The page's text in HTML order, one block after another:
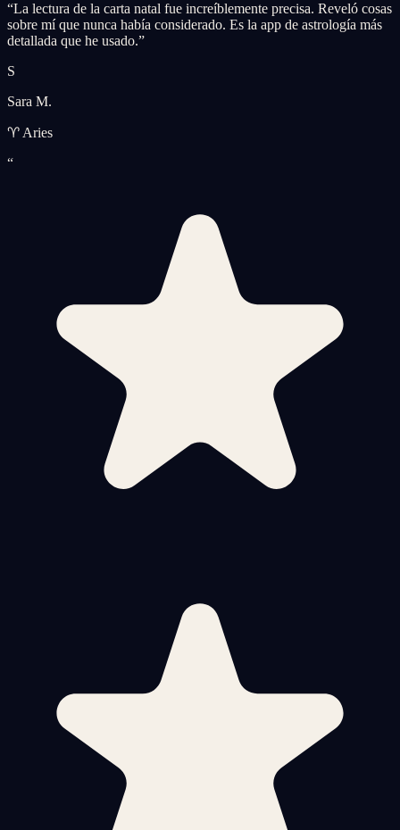
“La lectura de la carta natal fue increíblemente precisa. Reveló cosas
sobre mí que nunca había considerado. Es la app de astrología más
detallada que he usado.”
S
Sara M.
♈ Aries
“